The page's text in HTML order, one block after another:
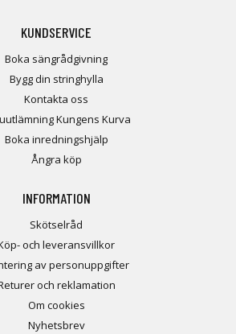
KUNDSERVICE
Boka sängrådgivning
Bygg din stringhylla
Kontakta oss
Kungens Kurva
Boka inredningshjälp
Ångra köp
INFORMATION
Skötselråd
och leveransvillkor
av personuppgifter
och reklamation
Om cookies
Nyhetsbrev